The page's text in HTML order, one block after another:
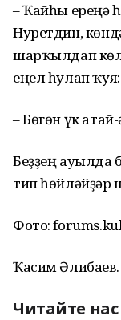
– Ҡайһы ереңә
Нуретдин,
шарҡылдап
еңел һулап ҡуя:
– Бөгөн үк
Беҙҙең ауылда
тип һөйләйҙәр
Фото:
Ҡасим Әлибаев.
Читайте нас